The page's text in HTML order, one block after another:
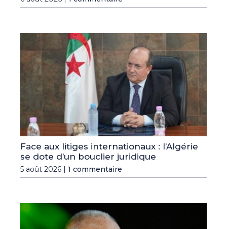
Face aux litiges internationaux : l’Algérie
se dote d’un bouclier juridique
5 août 2026 | 1 commentaire